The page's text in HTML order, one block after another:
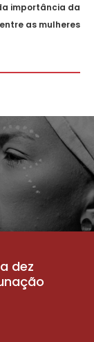
importância da
as mulheres
dez